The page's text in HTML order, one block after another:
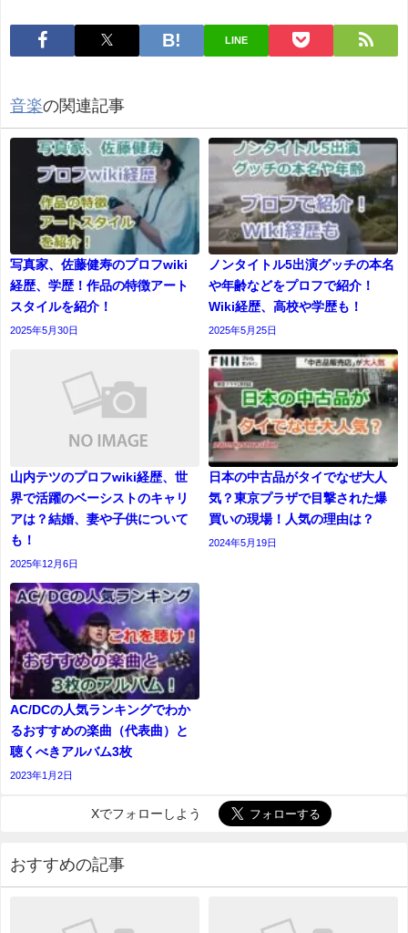
LINE
音楽の関連記事
写真家、佐藤健寿のプロフwiki
経歴、学歴！作品の特徴アート
スタイルを紹介！
2025年5月30日
ノンタイトル5出演グッチの本名
や年齢などをプロフで紹介！
Wiki経歴、高校や学歴も！
2025年5月25日
山内テツのプロフwiki経歴、世
界で活躍のベーシストのキャリ
アは？結婚、妻や子供について
も！
2025年12月6日
日本の中古品がタイでなぜ大人
気？東京プラザで目撃された爆
買いの現場！人気の理由は？
2024年5月19日
AC/DCの人気ランキングでわか
るおすすめの楽曲（代表曲）と
聴くべきアルバム3枚
2023年1月2日
Xでフォローしよう
おすすめの記事